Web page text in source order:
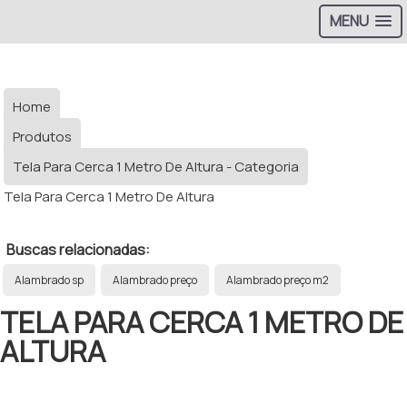
MENU
Home
Produtos
Tela Para Cerca 1 Metro De Altura - Categoria
Tela Para Cerca 1 Metro De Altura
Buscas relacionadas:
Alambrado sp Alambrado preço Alambrado preço m2
TELA PARA CERCA 1 METRO DE
ALTURA